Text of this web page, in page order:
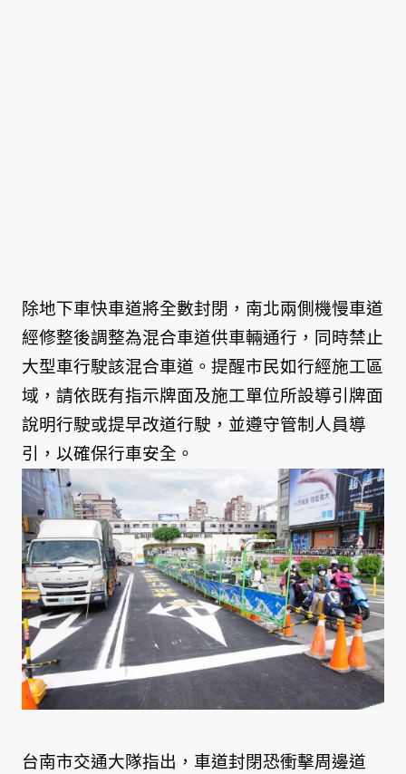
除地下車快車道將全數封閉，南北兩側機慢車道
經修整後調整為混合車道供車輛通行，同時禁止
大型車行駛該混合車道。提醒市民如行經施工區
域，請依既有指示牌面及施工單位所設導引牌面
說明行駛或提早改道行駛，並遵守管制人員導
引，以確保行車安全。
台南市交通大隊指出，車道封閉恐衝擊周邊道